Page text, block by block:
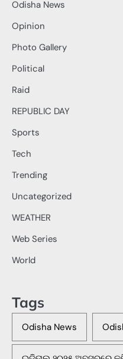
Odisha News
Opinion
Photo Gallery
Political
Raid
REPUBLIC DAY
Sports
Tech
Trending
Uncategorized
WEATHER
Web Series
World
Tags
Odisha News